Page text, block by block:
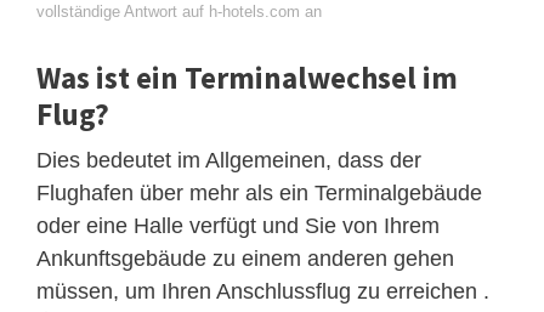
vollständige Antwort auf h-hotels.com an
Was ist ein Terminalwechsel im
Flug?
Dies bedeutet im Allgemeinen, dass der
Flughafen über mehr als ein Terminalgebäude
oder eine Halle verfügt und Sie von Ihrem
Ankunftsgebäude zu einem anderen gehen
müssen, um Ihren Anschlussflug zu erreichen .